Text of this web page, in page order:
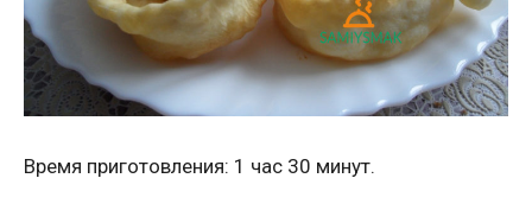
Время приготовления: 1 час 30 минут.